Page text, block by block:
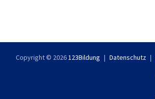
Copyright © 2026123Bildung Datenschutz